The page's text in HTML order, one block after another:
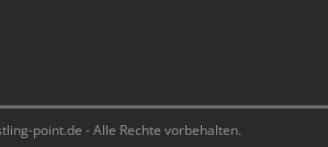
point.de - Alle Rechte vorbehalten.